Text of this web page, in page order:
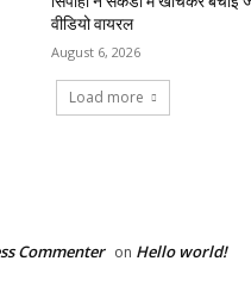
वीडियो वायरल
August 6, 2026
Load more
Commenter on Hello world!